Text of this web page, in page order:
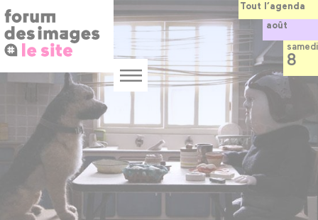
au
contenu
principal
Menu
Tout l’agenda
août
samedi
8